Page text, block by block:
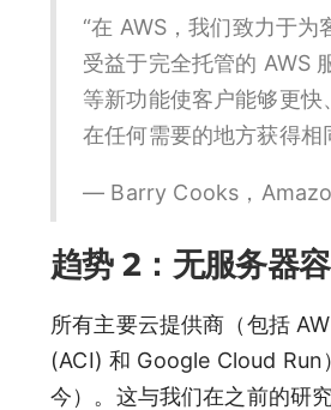
“在 AWS，我们致力于
受益于完全托管的 AWS
等新功能使客户能够更
在任何需要的地方获得
— Barry Cooks，
趋势 2：无服务器
所有主要云提供商（包括
(ACI) 和 Google Cloud
今）。这与我们在之前的研